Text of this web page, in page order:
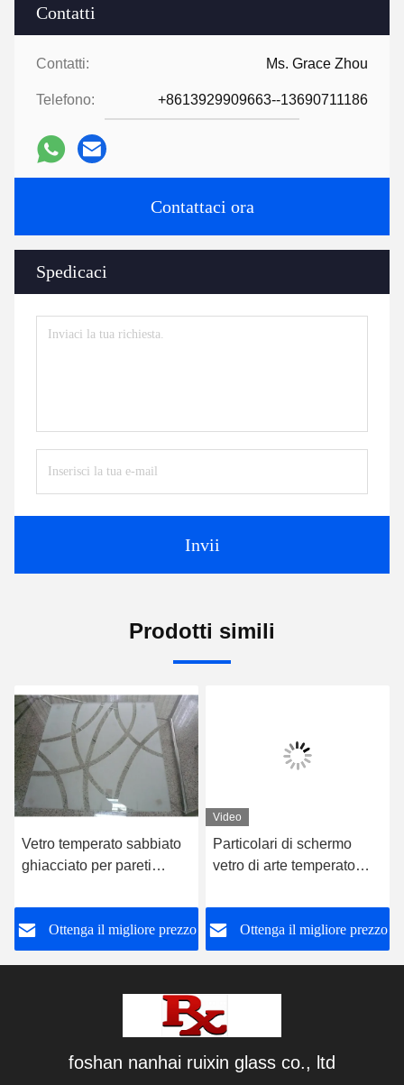
Contatti
Contatti: Ms. Grace Zhou
Telefono: +8613929909663--13690711186
Contattaci ora
Spedicaci
Invii
Prodotti simili
Vetro temperato sabbiato
ghiacciato per pareti
da pranzo
Ottenga il migliore prezzo
Video
Particolari di schermo
vetro di arte temperato
laminato
Ottenga il migliore prezzo
foshan nanhai ruixin glass co., ltd